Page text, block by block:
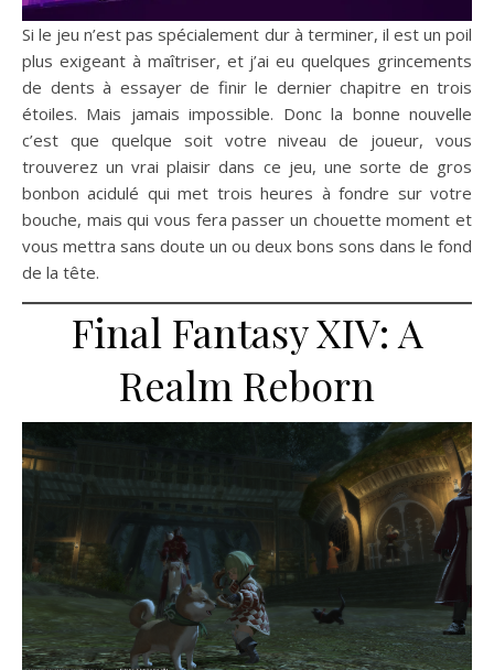
Si le jeu n’est pas spécialement dur à terminer, il est un poil
plus exigeant à maîtriser, et j’ai eu quelques grincements
de dents à essayer de finir le dernier chapitre en trois
étoiles. Mais jamais impossible. Donc la bonne nouvelle
c’est que quelque soit votre niveau de joueur, vous
trouverez un vrai plaisir dans ce jeu, une sorte de gros
bonbon acidulé qui met trois heures à fondre sur votre
bouche, mais qui vous fera passer un chouette moment et
vous mettra sans doute un ou deux bons sons dans le fond
de la tête.
Final Fantasy XIV: A
Realm Reborn